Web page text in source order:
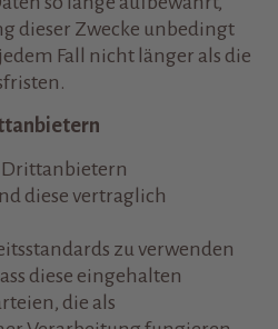
dieser Zwecke unbedingt
Fall nicht länger als die
diese vertraglich
zu verwenden
diese eingehalten
die als